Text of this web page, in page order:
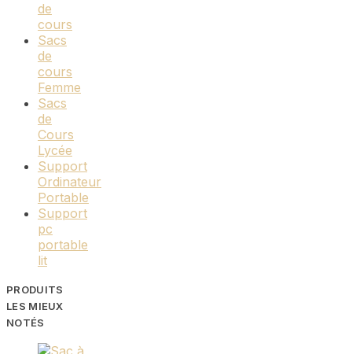
de
cours
Sacs
de
cours
Femme
Sacs
de
Cours
Lycée
Support
Ordinateur
Portable
Support
pc
portable
lit
PRODUITS
LES MIEUX
NOTÉS